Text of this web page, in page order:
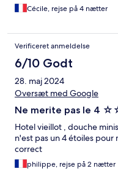
Cécile, rejse på 4 nætter
Verificeret anmeldelse
6/10 Godt
28. maj 2024
Oversæt med Google
Ne merite pas le 4
Hotel vieillot , douche
n'est pas un 4 étoiles
correct
philippe, rejse på 2 nætter